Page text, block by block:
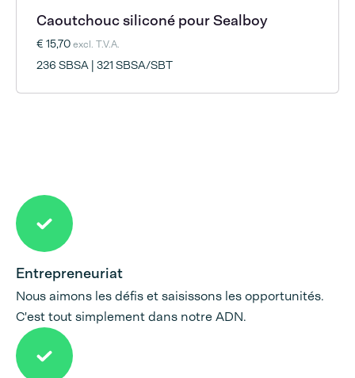
Caoutchouc siliconé pour Sealboy
€ 15,70excl. T.V.A.
236 SBSA | 321 SBSA/SBT
Entrepreneuriat
Nous aimons les défis et saisissons les opportunités.
C'est tout simplement dans notre ADN.